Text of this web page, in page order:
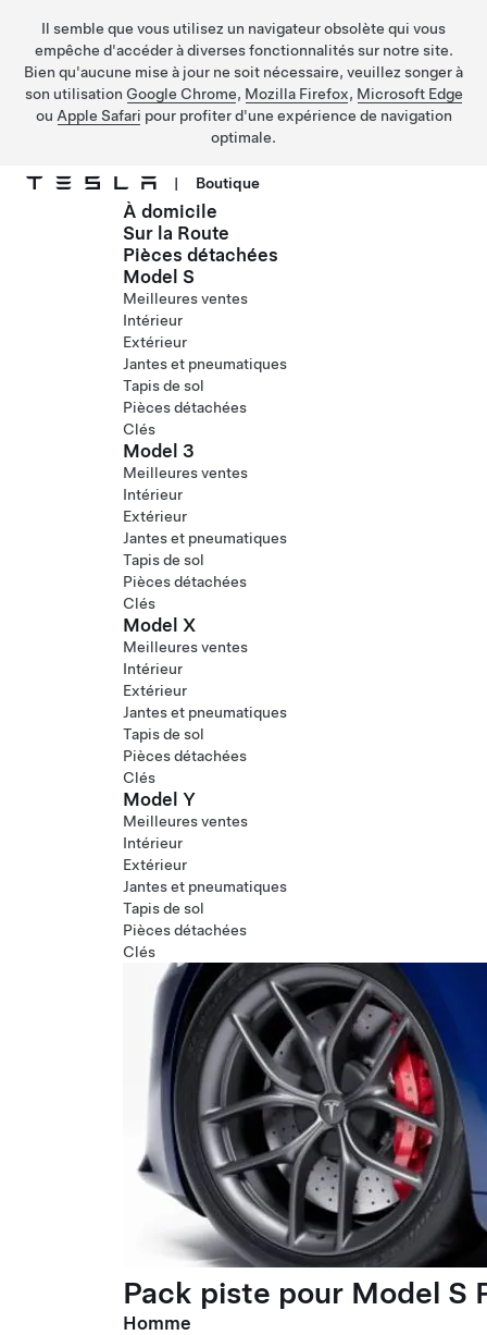
Il semble que vous utilisez un navigateur obsolète qui vous
empêche d'accéder à diverses fonctionnalités sur notre site.
Bien qu'aucune mise à jour ne soit nécessaire, veuillez songer à
son utilisation Google Chrome, Mozilla Firefox, Microsoft Edge
ou Apple Safari pour profiter d'une expérience de navigation
optimale.
Passer au contenu principal
| Boutique
À domicile
Sur la Route
Pièces détachées
Model S
Meilleures ventes
Intérieur
Extérieur
Jantes et pneumatiques
Tapis de sol
Pièces détachées
Clés
Model 3
Meilleures ventes
Intérieur
Extérieur
Jantes et pneumatiques
Tapis de sol
Pièces détachées
Clés
Model X
Meilleures ventes
Intérieur
Extérieur
Jantes et pneumatiques
Tapis de sol
Pièces détachées
Clés
Model Y
Meilleures ventes
Intérieur
Extérieur
Jantes et pneumatiques
Tapis de sol
Pièces détachées
Clés
Pack piste pour Model S
Homme